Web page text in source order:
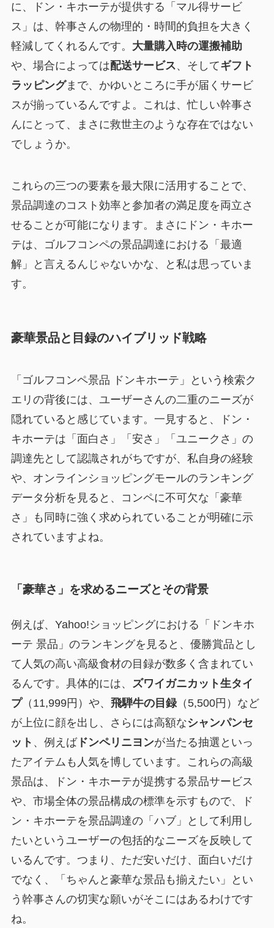
に、ドン・キホーテが提供する「マル得サービ
ス」は、幹事さんの物理的・時間的負担を大きく
軽減してくれるんです。 大量購入時の運搬補助
や、場合によっては配送サービス、そしてギフト
ラッピングまで、かゆいところに手が届くサービ
スが揃っているんですよ。これは、忙しい幹事さ
んにとって、まさに救世主のような存在ではない
でしょうか。
これらの三つの要素を最大限に活用することで、
景品調達のコスト効率と参加者の満足度を両立さ
せることが可能になります。まさにドン・キホー
テは、ゴルフコンペの景品調達における「最適
解」と言えるんじゃないかな、と私は思っていま
す。
豪華景品と目録のハイブリッド戦略
「ゴルフコンペ景品 ドンキホーテ」という検索ク
エリの背後には、ユーザーさんの二重のニーズが
隠れていると感じています。一見すると、ドン・
キホーテは「面白さ」「安さ」「ユニークさ」の
調達先として認識されがちですが、私自身の経験
や、オンラインショッピングモールのランキング
データ分析を見ると、コンペに不可欠な「豪華
さ」も同時に強く求められていることが明確に示
されていますよね。
「豪華さ」を求めるニーズとその背景
例えば、Yahoo!ショッピングにおける「ドンキホ
ーテ 景品」のランキングを見ると、優勝賞品とし
て人気の高い高級食材の目録が数多く含まれてい
るんです。具体的には、 ズワイガニカット生タイ
プ（11,999円）や、 飛騨牛の目録（5,500円）など
が上位に顔を出し、さらには高額なシャンパンセ
ット 、例えばドンペリニヨンが当たる抽選といっ
たアイテムも人気を博しています。これらの高級
景品は、ドン・キホーテが提携する景品サービス
や、市場全体の景品構成の標準を示すもので、
ド
ン・キホーテを景品調達の「ハブ」として利用し
たい というユーザーの包括的なニーズを反映して
いるんです。つまり、ただ安いだけ、面白いだけ
でなく、「ちゃんと豪華な景品も揃えたい」とい
う幹事さんの切実な願いがそこにはあるわけです
ね。